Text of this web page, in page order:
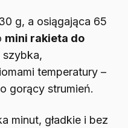
g, a osiągająca 65
mini rakieta do
szybka,
temperatury –
gorący strumień.
minut, gładkie i bez